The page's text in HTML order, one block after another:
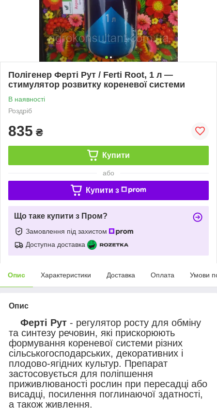
Полігенер Ферті Рут / Ferti Root, 1 л —
стимулятор розвитку кореневої системи
В наявності
Роздріб
835 ₴
Купити
або
Купити з
Що таке купити з Пром?
Замовлення під захистом
Доступна доставка
Опис Характеристики Доставка Оплата Умови
Опис
Ферті Рут - регулятор росту для обміну
та синтезу речовин, які прискорюють
формування кореневої системи різних
сільськогосподарських, декоративних і
плодово-ягідних культур. Препарат
застосовується для поліпшення
приживлюваності рослин при пересадці або
висадці, посилення поглинаючої здатності,
а також живлення.